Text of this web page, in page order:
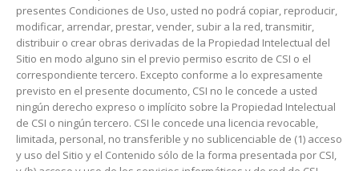
presentes Condiciones de Uso, usted no podrá copiar, reproducir,
modificar, arrendar, prestar, vender, subir a la red, transmitir,
distribuir o crear obras derivadas de la Propiedad Intelectual del
Sitio en modo alguno sin el previo permiso escrito de CSI o el
correspondiente tercero. Excepto conforme a lo expresamente
previsto en el presente documento, CSI no le concede a usted
ningún derecho expreso o implícito sobre la Propiedad Intelectual
de CSI o ningún tercero. CSI le concede una licencia revocable,
limitada, personal, no transferible y no sublicenciable de (1) acceso
y uso del Sitio y el Contenido sólo de la forma presentada por CSI,